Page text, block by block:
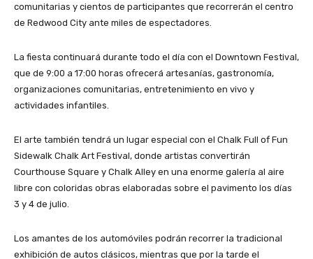
comunitarias y cientos de participantes que recorrerán el centro
de Redwood City ante miles de espectadores.
La fiesta continuará durante todo el día con el Downtown Festival,
que de 9:00 a 17:00 horas ofrecerá artesanías, gastronomía,
organizaciones comunitarias, entretenimiento en vivo y
actividades infantiles.
El arte también tendrá un lugar especial con el Chalk Full of Fun
Sidewalk Chalk Art Festival, donde artistas convertirán
Courthouse Square y Chalk Alley en una enorme galería al aire
libre con coloridas obras elaboradas sobre el pavimento los días
3 y 4 de julio.
Los amantes de los automóviles podrán recorrer la tradicional
exhibición de autos clásicos, mientras que por la tarde el